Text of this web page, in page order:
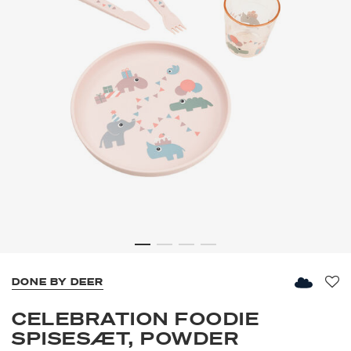
DONE BY DEER
CELEBRATION FOODIE
SPISESÆT, POWDER